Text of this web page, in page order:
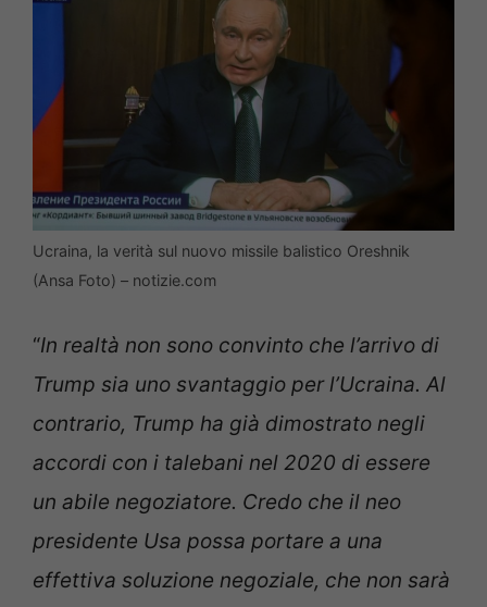
Ucraina, la verità sul nuovo missile balistico Oreshnik
(Ansa Foto) – notizie.com
“In realtà non sono convinto che l’arrivo di
Trump sia uno svantaggio per l’Ucraina. Al
contrario, Trump ha già dimostrato negli
accordi con i talebani nel 2020 di essere
un abile negoziatore. Credo che il neo
presidente Usa possa portare a una
effettiva soluzione negoziale, che non sarà